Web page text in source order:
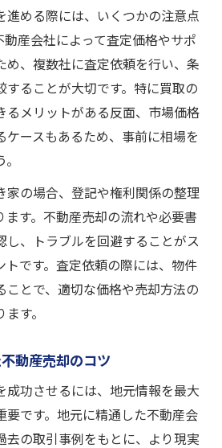
契約までの流れと注意事項
る不動産売却手続きガイド
進める際には、いくつかの注意点
動産会社によって査定価格やサポ
め、複数社に査定依頼を行い、条
することが大切です。特に買取の
るメリットがある反面、市場価格
ケースもあるため、事前に相場を
家の場合、登記や権利関係の整理
ます。不動産売却の流れや必要書
し、トラブルを回避することがス
トです。査定依頼の際には、物件
ことで、適切な価格や売却方法の
す。
動産売却のコツ
成功させるには、地元情報を最大
要です。地元に精通した不動産会
去の取引事例をもとに、より現実